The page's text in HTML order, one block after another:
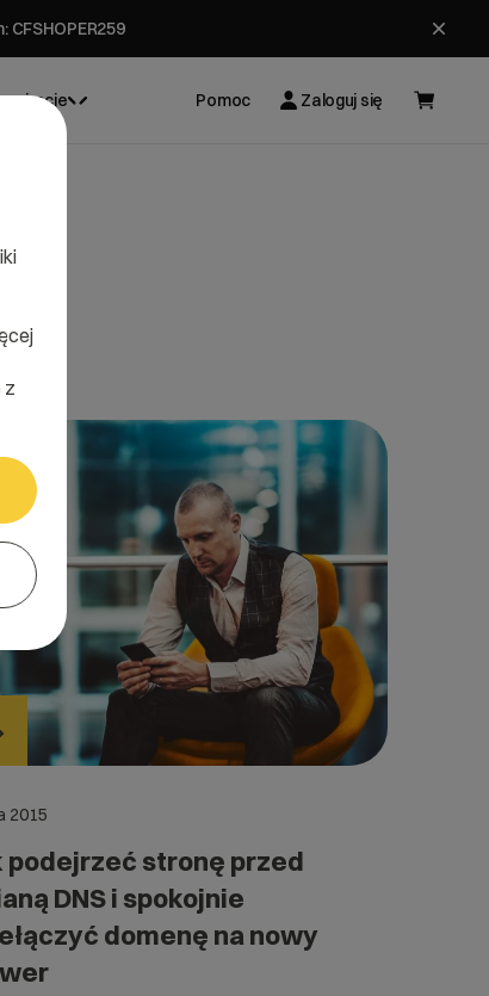
Pomoc Zaloguj się
2015
podejrzeć stronę przed
DNS i spokojnie
domenę na nowy
z